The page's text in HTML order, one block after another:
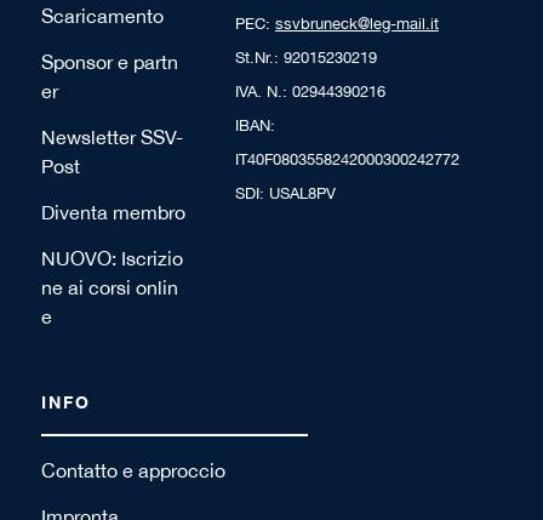
Scaricamento
Sponsor e partn
er
Newsletter SSV-
Post
Diventa membro
NUOVO: Iscrizio
ne ai corsi onlin
e
PEC: ssvbruneck@leg-mail.it
St.Nr.: 92015230219
IVA. N.: 02944390216
IBAN:
IT40F0803558242000300242772
SDI: USAL8PV
INFO
Contatto e approccio